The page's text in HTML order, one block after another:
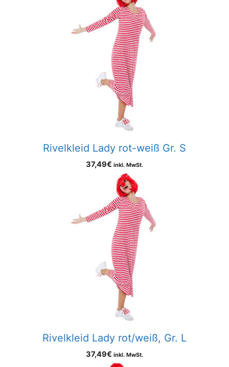
Rivelkleid Lady rot-weiß Gr. S
37,49€ inkl. MwSt.
Rivelkleid Lady rot/weiß, Gr. L
37,49€ inkl. MwSt.